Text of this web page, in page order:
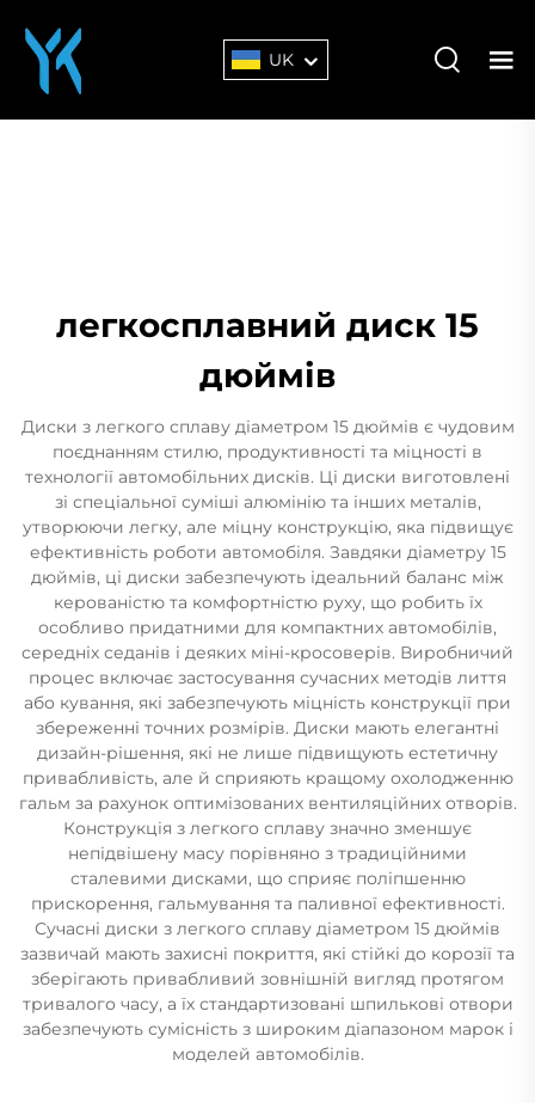
UK
легкосплавний диск 15
дюймів
Диски з легкого сплаву діаметром 15 дюймів є чудовим
поєднанням стилю, продуктивності та міцності в
технології автомобільних дисків. Ці диски виготовлені
зі спеціальної суміші алюмінію та інших металів,
утворюючи легку, але міцну конструкцію, яка підвищує
ефективність роботи автомобіля. Завдяки діаметру 15
дюймів, ці диски забезпечують ідеальний баланс між
керованістю та комфортністю руху, що робить їх
особливо придатними для компактних автомобілів,
середніх седанів і деяких міні-кросоверів. Виробничий
процес включає застосування сучасних методів лиття
або кування, які забезпечують міцність конструкції при
збереженні точних розмірів. Диски мають елегантні
дизайн-рішення, які не лише підвищують естетичну
привабливість, але й сприяють кращому охолодженню
гальм за рахунок оптимізованих вентиляційних отворів.
Конструкція з легкого сплаву значно зменшує
непідвішену масу порівняно з традиційними
сталевими дисками, що сприяє поліпшенню
прискорення, гальмування та паливної ефективності.
Сучасні диски з легкого сплаву діаметром 15 дюймів
зазвичай мають захисні покриття, які стійкі до корозії та
зберігають привабливий зовнішній вигляд протягом
тривалого часу, а їх стандартизовані шпилькові отвори
забезпечують сумісність з широким діапазоном марок і
моделей автомобілів.